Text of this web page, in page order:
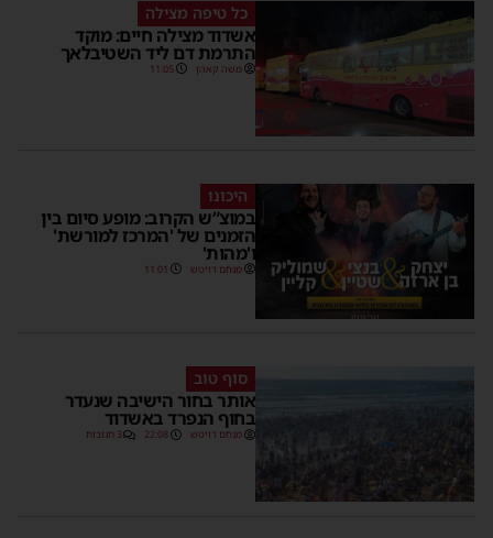
כל טיפה מצילה
אשדוד מצילה חיים: מוקד
התרמת דם ליד השטיבלאך
משה קאהן 11:05
היכונו
במוצ”ש הקרוב: מופע סיום בין
הזמנים של 'המרכז למורשת'
ו'מהות'
מנחם דויטש 11:01
סוף טוב
אותר בחור הישיבה שנעדר
בחוף הנפרד באשדוד
מנחם דויטש 22:08 3 תגובות